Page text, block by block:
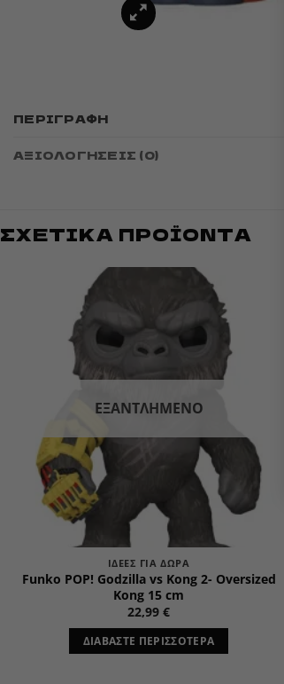
ΠΕΡΙΓΡΑΦΉ
ΑΞΙΟΛΟΓΉΣΕΙΣ (0)
ΣΧΕΤΙΚΆ ΠΡΟΪΌΝΤΑ
ΕΞΑΝΤΛΗΜΈΝΟ
ΙΔΈΕΣ ΓΙΑ ΔΏΡΑ
Funko POP! Godzilla vs Kong 2- Oversized
Kong 15 cm
22,99 €
ΔΙΑΒΆΣΤΕ ΠΕΡΙΣΣΌΤΕΡΑ